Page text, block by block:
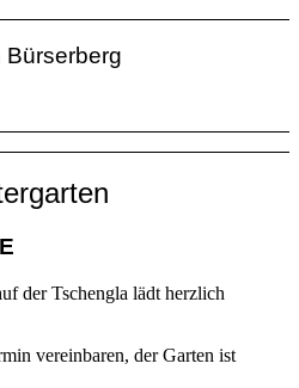
Bürserberg
der Tschengla lädt herzlich
vereinbaren, der Garten ist